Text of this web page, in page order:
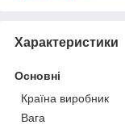
Характеристики
Основні
Країна виробник
Вага